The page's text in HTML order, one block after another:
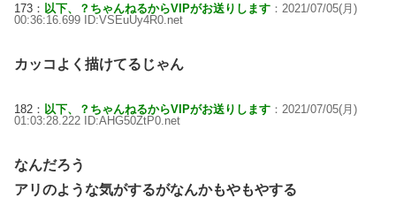
173： 以下、？ちゃんねるからVIPがお送りします ：2021/07/05(月)
00:36:16.699 ID:VSEuUy4R0.net
カッコよく描けてるじゃん
182： 以下、？ちゃんねるからVIPがお送りします ：2021/07/05(月)
01:03:28.222 ID:AHG50ZtP0.net
なんだろう
アリのような気がするがなんかもやもやする